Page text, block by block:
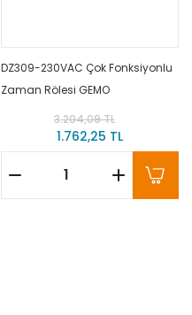
DZ309-230VAC Çok Fonksiyonlu
Zaman Rölesi GEMO
3.204,09 TL
1.762,25 TL